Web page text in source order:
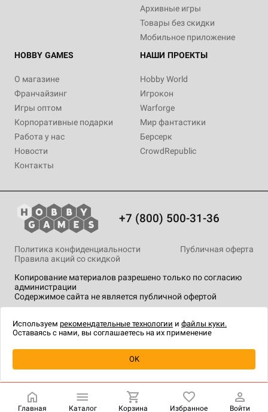
Уведомить о наличии
Архивные игры
Товары без скидки
Мобильное приложение
HOBBY GAMES
О магазине
Франчайзинг
Игры оптом
Корпоративные подарки
Работа у нас
Новости
Контакты
НАШИ ПРОЕКТЫ
Hobby World
Игрокон
Warforge
Мир фантастики
Берсерк
CrowdRepublic
+7 (800) 500-31-36
Копирование материалов разрешено только по согласию
администрации
Содержимое сайта не является публичной офертой
Политика конфиденциальности
Публичная оферта
Правила акций со скидкой
технологии.
Главная Каталог Корзина Избранное Войти
Используем рекомендательные технологии и файлы куки.
Оставаясь с нами, вы соглашаетесь на их применение
OK